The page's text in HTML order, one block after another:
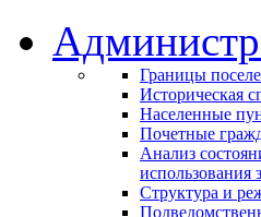
Границы
Историческая
Населенные
Почетные
Анализ
использования
Структура и